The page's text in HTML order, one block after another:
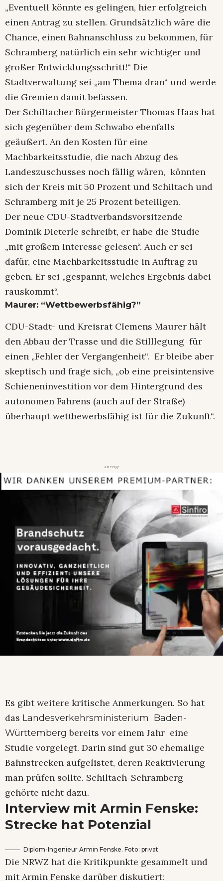
„Eventuell könnte es gelingen, hier erfolgreich
einen Antrag zu stellen. Grundsätzlich wäre die
Chance, einen Bahnanschluss zu bekommen, für
Schramberg natürlich ein sehr wichtiger und
großer Entwicklungsschritt!“ Die
Stadtverwaltung sei „am Thema dran“ und werde
die Gremien damit befassen.
Der Schiltacher Bürgermeister Thomas Haas hat
sich gegenüber dem Schwabo ebenfalls
geäußert. An den Kosten für eine
Machbarkeitsstudie, die nach Abzug des
Landeszuschusses noch fällig wären, könnten
sich der Kreis mit 50 Prozent und Schiltach und
Schramberg mit je 25 Prozent beteiligen.
Der neue CDU-Stadtverbandsvorsitzende
Dominik Dieterle schreibt, er habe die Studie
„mit großem Interesse gelesen“. Auch er sei
dafür, eine Machbarkeitsstudie in Auftrag zu
geben. Er sei „gespannt, welches Ergebnis dabei
rauskommt“.
Maurer: “Wettbewerbsfähig?”
CDU-Stadt- und Kreisrat Clemens Maurer hält
den Abbau der Trasse und die Stilllegung für
einen „Fehler der Vergangenheit“. Er bleibe aber
skeptisch und frage sich, „ob eine preisintensive
Schieneninvestition vor dem Hintergrund des
autonomen Fahrens (auch auf der Straße)
überhaupt wettbewerbsfähig ist für die Zukunft“.
- Anzeige -
Es gibt weitere kritische Anmerkungen. So hat
das Landesverkehrsministerium Baden-
Württemberg bereits vor einem Jahr eine
Studie vorgelegt. Darin sind gut 30 ehemalige
Bahnstrecken aufgelistet, deren Reaktivierung
man prüfen sollte. Schiltach-Schramberg
gehörte nicht dazu.
Interview mit Armin Fenske:
Strecke hat Potenzial
Diplom-Ingenieur Armin Fenske. Foto: privat
Die NRWZ hat die Kritikpunkte gesammelt und
mit Armin Fenske darüber diskutiert: